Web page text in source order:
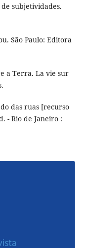
subjetividades.
São Paulo: Editora
a Terra. La vie sur
das ruas [recurso
- Rio de Janeiro :